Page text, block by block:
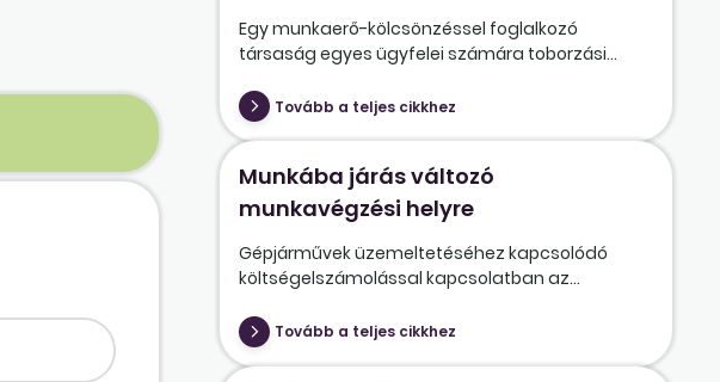
Egy munkaerő-kölcsönzéssel foglalkozó
társaság egyes ügyfelei számára toborzási...
Tovább a teljes cikkhez
Munkába járás változó
munkavégzési helyre
Gépjárművek üzemeltetéséhez kapcsolódó
költségelszámolással kapcsolatban az...
Tovább a teljes cikkhez